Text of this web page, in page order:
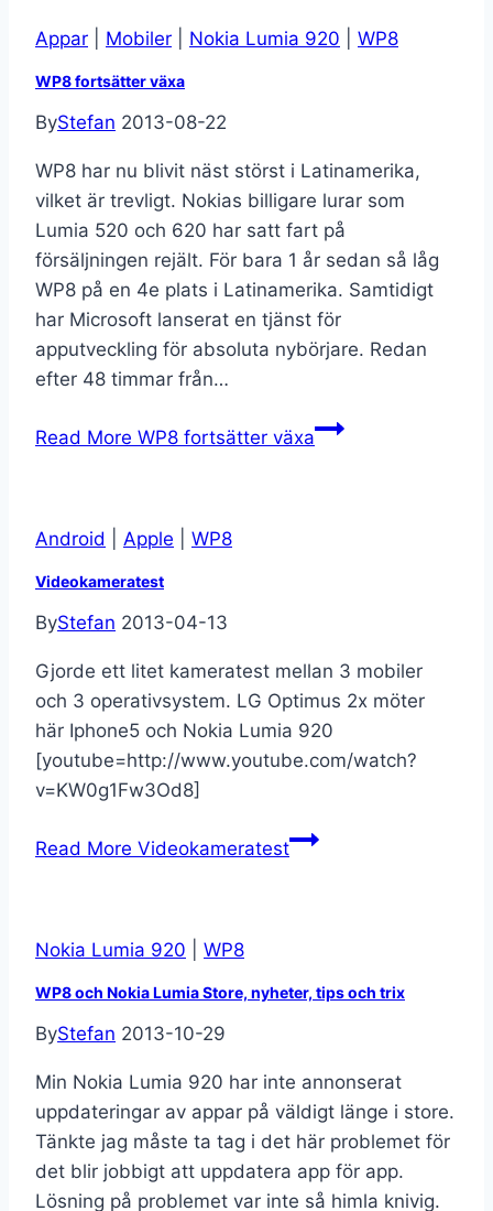
Appar Mobiler Nokia Lumia 920 WP8
WP8 fortsätter växa
ByStefan 2013-08-22
WP8 har nu blivit näst störst i Latinamerika,
vilket är trevligt. Nokias billigare lurar som
Lumia 520 och 620 har satt fart på
försäljningen rejält. För bara 1 år sedan så låg
WP8 på en 4e plats i Latinamerika. Samtidigt
har Microsoft lanserat en tjänst för
apputveckling för absoluta nybörjare. Redan
efter 48 timmar från…
Read More WP8 fortsätter växa
Android Apple WP8
Videokameratest
ByStefan 2013-04-13
Gjorde ett litet kameratest mellan 3 mobiler
och 3 operativsystem. LG Optimus 2x möter
här Iphone5 och Nokia Lumia 920
[youtube=http://www.youtube.com/watch?
v=KW0g1Fw3Od8]
Read More Videokameratest
Nokia Lumia 920 WP8
WP8 och Nokia Lumia Store, nyheter, tips och trix
ByStefan 2013-10-29
Min Nokia Lumia 920 har inte annonserat
uppdateringar av appar på väldigt länge i store.
Tänkte jag måste ta tag i det här problemet för
det blir jobbigt att uppdatera app för app.
Lösning på problemet var inte så himla knivig.